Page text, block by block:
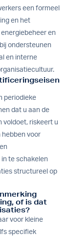
een formeel
en het
en
ondersteunen
en interne
periodieke
dat u aan de
voldoet, riskeert u
hebben voor
te schakelen
structureel op
of is dat
voor kleine
specifiek